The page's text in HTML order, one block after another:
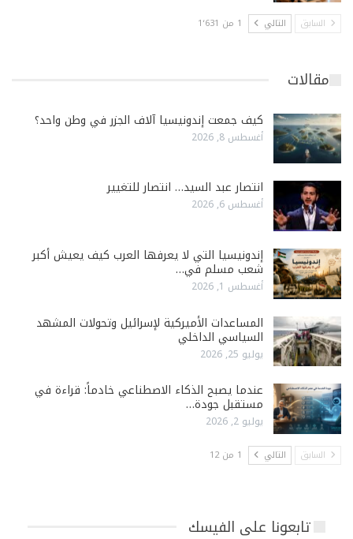
السابق التالي 1 من 1٬631
مقالات
كيف جمعت إندونيسيا آلاف الجزر في وطن واحد؟
أغسطس 8, 2026
انتصار عبد السيد… انتصار للتغيير
أغسطس 6, 2026
إندونيسيا التي لا يعرفها العرب كيف يعيش أكبر
شعب مسلم في…
أغسطس 1, 2026
المساعدات الأميركية لإسرائيل وتحولات المشهد
السياسي الداخلي
يوليو 25, 2026
عندما يصبح الذكاء الاصطناعي خادماً: قراءة في
مستقبل جودة…
يوليو 2, 2026
السابق التالي 1 من 12
تابعونا على الفيسك